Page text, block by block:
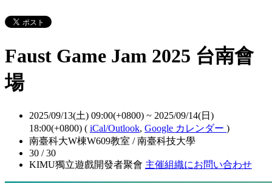
Faust Game Jam 2025 台南會
場
2025/09/13(土) 09:00(+0800) ~ 2025/09/14(日)
18:00(+0800) ( iCal/Outlook, Google カレンダー )
南臺科大W棟W609教室 / 南臺科技大學
30 / 30
KIMU獨立遊戲開發者聚會 主催組織にお問い合わせ